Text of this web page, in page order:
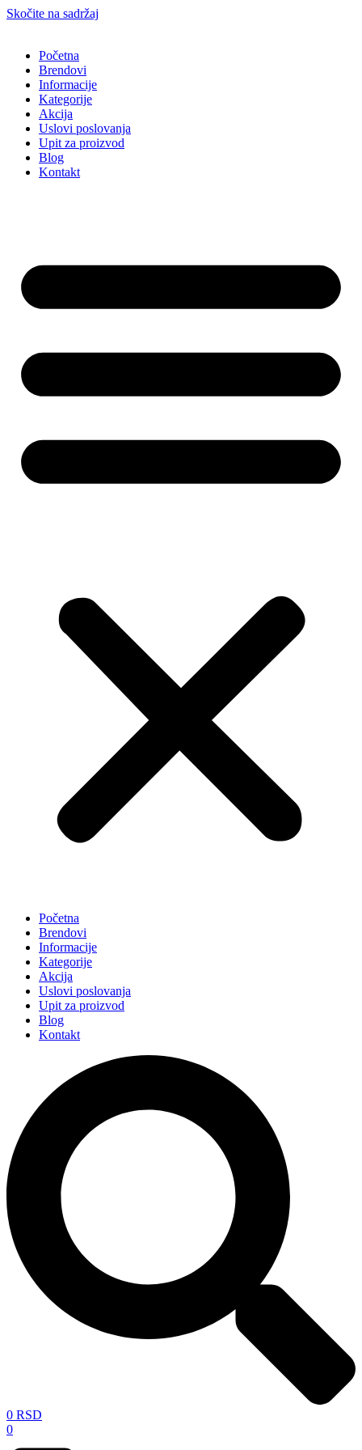
Skočite na sadržaj
Početna
Brendovi
Informacije
Kategorije
Akcija
Uslovi poslovanja
Upit za proizvod
Blog
Kontakt
Početna
Brendovi
Informacije
Kategorije
Akcija
Uslovi poslovanja
Upit za proizvod
Blog
Kontakt
0 RSD
0